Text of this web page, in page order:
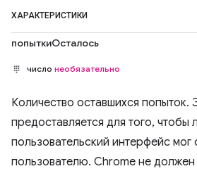
ХАРАКТЕРИСТИКИ
попыткиОсталось
число необязательно
Количество оставшихся попыток.
предоставляется для того, чтобы
пользовательский интерфейс мог
пользователю. Chrome не должен